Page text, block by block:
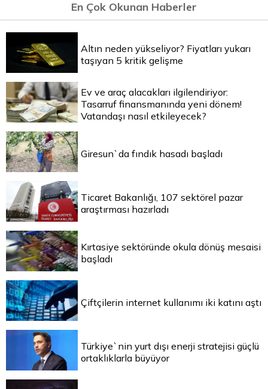
En Çok Okunan Haberler
Altın neden yükseliyor? Fiyatları yukarı
taşıyan 5 kritik gelişme
Ev ve araç alacakları ilgilendiriyor:
Tasarruf finansmanında yeni dönem!
Vatandaşı nasıl etkileyecek?
Giresun`da fındık hasadı başladı
Ticaret Bakanlığı, 107 sektörel pazar
araştırması hazırladı
Kırtasiye sektöründe okula dönüş mesaisi
başladı
Çiftçilerin internet kullanımı iki katını aştı
Türkiye`nin yurt dışı enerji stratejisi güçlü
ortaklıklarla büyüyor